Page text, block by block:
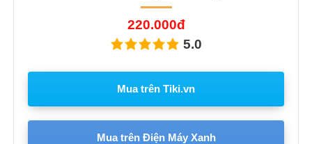
220.000đ
5.0
Mua trên Tiki.vn
Mua trên Điện Máy Xanh